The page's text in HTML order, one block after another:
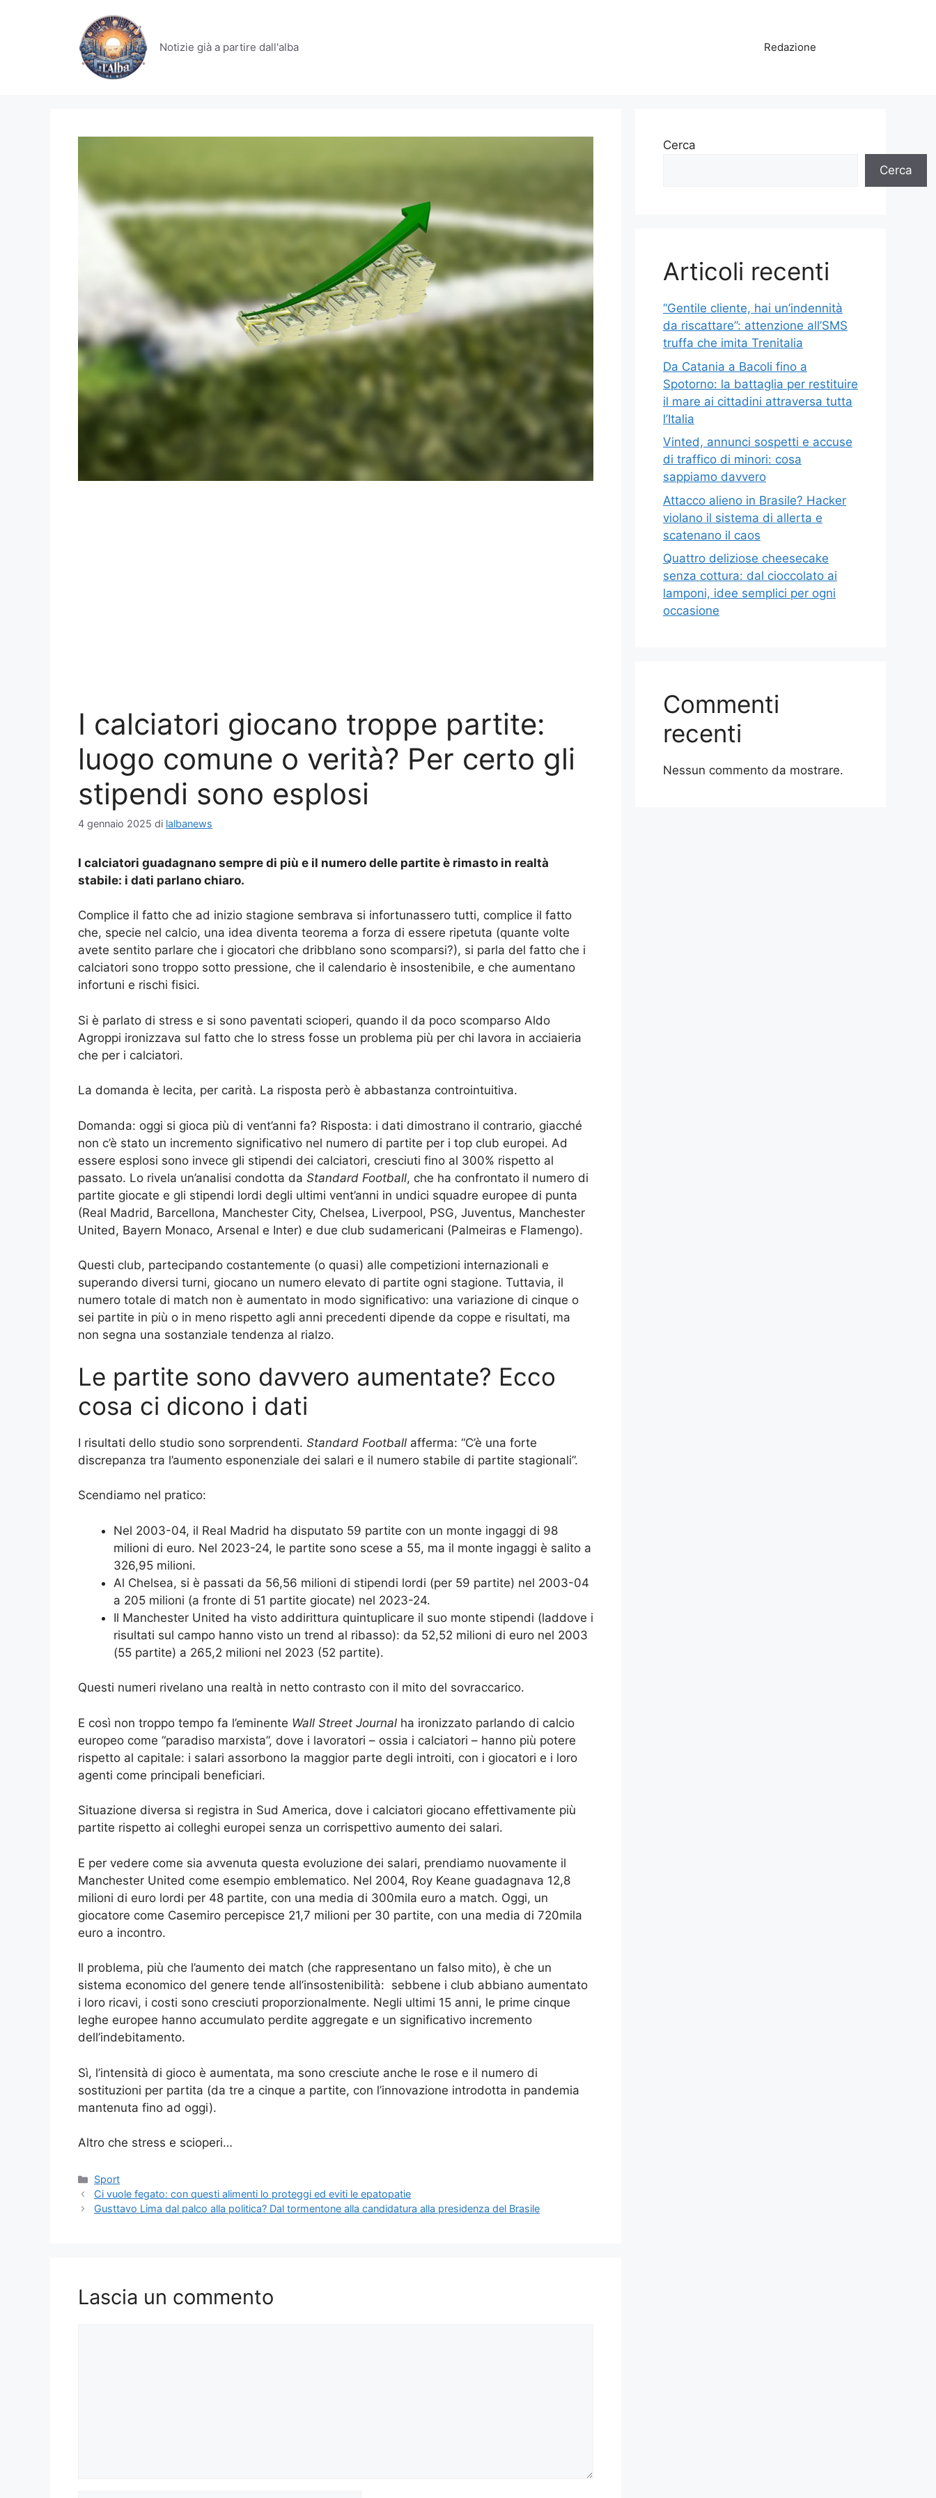
Notizie già a partire dall'alba Redazione
I calciatori giocano troppe partite:
luogo comune o verità? Per certo gli
stipendi sono esplosi
4 gennaio 2025 di lalbanews
I calciatori guadagnano sempre di più e il numero delle partite è rimasto in realtà
stabile: i dati parlano chiaro.
Complice il fatto che ad inizio stagione sembrava si infortunassero tutti, complice il fatto
che, specie nel calcio, una idea diventa teorema a forza di essere ripetuta (quante volte
avete sentito parlare che i giocatori che dribblano sono scomparsi?), si parla del fatto che i
calciatori sono troppo sotto pressione, che il calendario è insostenibile, e che aumentano
infortuni e rischi fisici.
Si è parlato di stress e si sono paventati scioperi, quando il da poco scomparso Aldo
Agroppi ironizzava sul fatto che lo stress fosse un problema più per chi lavora in acciaieria
che per i calciatori.
La domanda è lecita, per carità. La risposta però è abbastanza controintuitiva.
Domanda: oggi si gioca più di vent’anni fa? Risposta: i dati dimostrano il contrario, giacché
non c’è stato un incremento significativo nel numero di partite per i top club europei. Ad
essere esplosi sono invece gli stipendi dei calciatori, cresciuti fino al 300% rispetto al
passato. Lo rivela un’analisi condotta da Standard Football, che ha confrontato il numero di
partite giocate e gli stipendi lordi degli ultimi vent’anni in undici squadre europee di punta
(Real Madrid, Barcellona, Manchester City, Chelsea, Liverpool, PSG, Juventus, Manchester
United, Bayern Monaco, Arsenal e Inter) e due club sudamericani (Palmeiras e Flamengo).
Questi club, partecipando costantemente (o quasi) alle competizioni internazionali e
superando diversi turni, giocano un numero elevato di partite ogni stagione. Tuttavia, il
numero totale di match non è aumentato in modo significativo: una variazione di cinque o
sei partite in più o in meno rispetto agli anni precedenti dipende da coppe e risultati, ma
non segna una sostanziale tendenza al rialzo.
Le partite sono davvero aumentate? Ecco
cosa ci dicono i dati
I risultati dello studio sono sorprendenti. Standard Football afferma: “C’è una forte
discrepanza tra l’aumento esponenziale dei salari e il numero stabile di partite stagionali”.
Scendiamo nel pratico:
Nel 2003-04, il Real Madrid ha disputato 59 partite con un monte ingaggi di 98
milioni di euro. Nel 2023-24, le partite sono scese a 55, ma il monte ingaggi è salito a
326,95 milioni.
Al Chelsea, si è passati da 56,56 milioni di stipendi lordi (per 59 partite) nel 2003-04
a 205 milioni (a fronte di 51 partite giocate) nel 2023-24.
Il Manchester United ha visto addirittura quintuplicare il suo monte stipendi (laddove i
risultati sul campo hanno visto un trend al ribasso): da 52,52 milioni di euro nel 2003
(55 partite) a 265,2 milioni nel 2023 (52 partite).
Questi numeri rivelano una realtà in netto contrasto con il mito del sovraccarico.
E così non troppo tempo fa l’eminente Wall Street Journal ha ironizzato parlando di calcio
europeo come “paradiso marxista”, dove i lavoratori – ossia i calciatori – hanno più potere
rispetto al capitale: i salari assorbono la maggior parte degli introiti, con i giocatori e i loro
agenti come principali beneficiari.
Situazione diversa si registra in Sud America, dove i calciatori giocano effettivamente più
partite rispetto ai colleghi europei senza un corrispettivo aumento dei salari.
E per vedere come sia avvenuta questa evoluzione dei salari, prendiamo nuovamente il
Manchester United come esempio emblematico. Nel 2004, Roy Keane guadagnava 12,8
milioni di euro lordi per 48 partite, con una media di 300mila euro a match. Oggi, un
giocatore come Casemiro percepisce 21,7 milioni per 30 partite, con una media di 720mila
euro a incontro.
Il problema, più che l’aumento dei match (che rappresentano un falso mito), è che un
sistema economico del genere tende all’insostenibilità: sebbene i club abbiano aumentato
i loro ricavi, i costi sono cresciuti proporzionalmente. Negli ultimi 15 anni, le prime cinque
leghe europee hanno accumulato perdite aggregate e un significativo incremento
dell’indebitamento.
Sì, l’intensità di gioco è aumentata, ma sono cresciute anche le rose e il numero di
sostituzioni per partita (da tre a cinque a partite, con l’innovazione introdotta in pandemia
mantenuta fino ad oggi).
Altro che stress e scioperi…
Categorie
Sport
Ci vuole fegato: con questi alimenti lo proteggi ed eviti le epatopatie
Gusttavo Lima dal palco alla politica? Dal tormentone alla candidatura alla presidenza del Brasile
Lascia un commento
Cerca
Cerca
Articoli recenti
“Gentile cliente, hai un’indennità
da riscattare”: attenzione all’SMS
truffa che imita Trenitalia
Da Catania a Bacoli fino a
Spotorno: la battaglia per restituire
il mare ai cittadini attraversa tutta
l’Italia
Vinted, annunci sospetti e accuse
di traffico di minori: cosa
sappiamo davvero
Attacco alieno in Brasile? Hacker
violano il sistema di allerta e
scatenano il caos
Quattro deliziose cheesecake
senza cottura: dal cioccolato ai
lamponi, idee semplici per ogni
occasione
Commenti
recenti
Nessun commento da mostrare.